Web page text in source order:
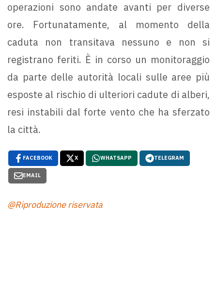
operazioni sono andate avanti per diverse
ore. Fortunatamente, al momento della
caduta non transitava nessuno e non si
registrano feriti. È in corso un monitoraggio
da parte delle autorità locali sulle aree più
esposte al rischio di ulteriori cadute di alberi,
resi instabili dal forte vento che ha sferzato
la città.
FACEBOOK X WHATSAPP TELEGRAM
EMAIL
@Riproduzione riservata